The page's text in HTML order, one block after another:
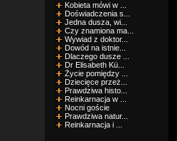
Kobieta mówi w ...
Doświadczenia s...
Jedna dusza, wi...
Czy znamiona ma...
Wywiad z doktor...
Dowód na istnie...
Dlaczego dusze ...
Dr Elisabeth Kü...
Życie pomiędzy ...
Dziecięce przeż...
Prawdziwa histo...
Reinkarnacja w ...
Nocni goście
Prawdziwa natur...
Reinkarnacja i ...